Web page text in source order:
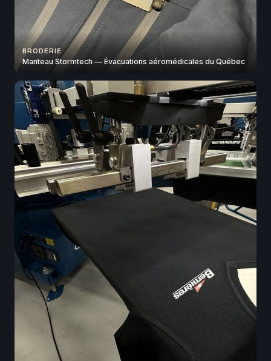
BRODERIE
Manteau Stormtech — Évacuations aéromédicales du Québec